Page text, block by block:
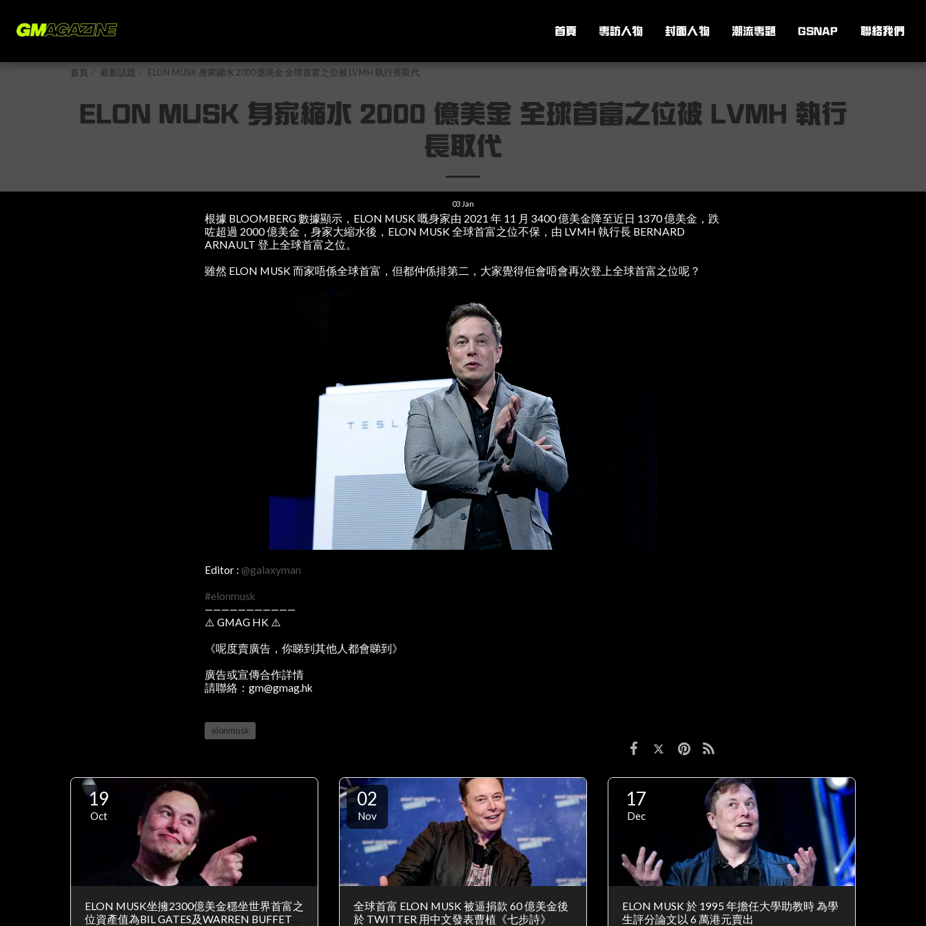
首頁 專訪人物 封面人物 潮流專題 GSNAP 聯絡我們
首頁 最新話題 ELON MUSK 身家縮水 2000 億美金 全球首富之位被 LVMH 執行長取代
ELON MUSK 身家縮水 2000 億美金 全球首富之位被 LVMH 執行
長取代
03 Jan
根據 BLOOMBERG 數據顯示，ELON MUSK 嘅身家由 2021 年 11 月 3400 億美金降至近日 1370 億美金，跌
咗超過 2000 億美金，身家大縮水後，ELON MUSK 全球首富之位不保，由 LVMH 執行長 BERNARD
ARNAULT 登上全球首富之位。
雖然 ELON MUSK 而家唔係全球首富，但都仲係排第二，大家覺得佢會唔會再次登上全球首富之位呢？
Editor : @galaxyman
#elonmusk
———————————
⚠️ GMAG HK ⚠️
《呢度賣廣告，你睇到其他人都會睇到》
廣告或宣傳合作詳情
請聯絡：gm@gmag.hk
elonmusk
19
Oct
ELON MUSK坐擁2300億美金穩坐世界首富之
位資產值為BIL GATES及WARREN BUFFETT
02
Nov
全球首富 ELON MUSK 被逼捐款 60 億美金後
於 TWITTER 用中文發表曹植《七步詩》
17
Dec
ELON MUSK 於 1995 年擔任大學助教時 為學
生評分論文以 6 萬港元賣出